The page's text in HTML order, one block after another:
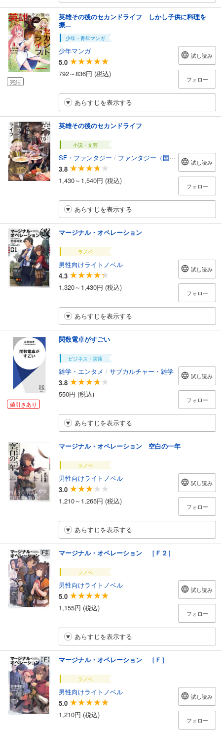
完結
英雄その後のセカンドライフ しかし子供に料理を
振...
少年・青年マンガ
少年マンガ
5.0
792～836円 (税込)
試し読み
フォロー
あらすじを表示する
英雄その後のセカンドライフ
小説・文芸
SF・ファンタジー / ファンタジー（国内）
3.8
1,430～1,540円 (税込)
試し読み
フォロー
あらすじを表示する
マージナル・オペレーション
ラノベ
男性向けライトノベル
4.3
1,320～1,430円 (税込)
試し読み
フォロー
あらすじを表示する
値引きあり
関数電卓がすごい
ビジネス・実用
雑学・エンタメ / サブカルチャー・雑学
3.8
550円 (税込)
試し読み
フォロー
あらすじを表示する
マージナル・オペレーション 空白の一年
ラノベ
男性向けライトノベル
3.0
1,210～1,265円 (税込)
試し読み
フォロー
あらすじを表示する
マージナル・オペレーション ［Ｆ２］
ラノベ
男性向けライトノベル
5.0
1,155円 (税込)
試し読み
フォロー
あらすじを表示する
マージナル・オペレーション ［Ｆ］
ラノベ
男性向けライトノベル
5.0
1,210円 (税込)
試し読み
フォロー